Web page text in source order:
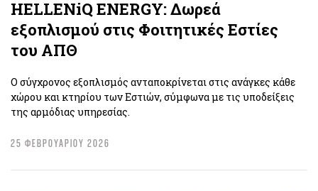
HELLENiQ ENERGY: Δωρεά
εξοπλισμού στις Φοιτητικές Εστίες
του ΑΠΘ
Ο σύγχρονος εξοπλισμός ανταποκρίνεται στις ανάγκες κάθε
χώρου και κτηρίου των Εστιών, σύμφωνα με τις υποδείξεις
της αρμόδιας υπηρεσίας.
25 ΦΕΒΡΟΥΑΡΙΟΥ 2026